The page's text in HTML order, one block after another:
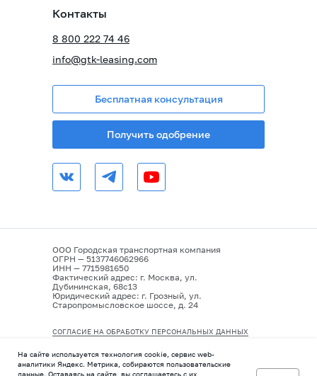
Контакты
info@gtk-leasing.com
Бесплатная консультация
Получить одобрение
8 800 222 74 46
На сайте используется технология cookie, сервис web-
аналитики Яндекс. Метрика, собираются пользовательские
данные. Оставаясь на сайте, вы соглашаетесь с их
ООО Городская транспортная компания
ОГРН — 5137746062966
ИНН — 7715981650
Фактический адрес: г. Москва, ул.
Дубининская, 68с13
Юридический адрес: г. Грозный, ул.
Старопромысловское шоссе, д. 24
СОГЛАСИЕ НА ОБРАБОТКУ ПЕРСОНАЛЬНЫХ ДАННЫХ